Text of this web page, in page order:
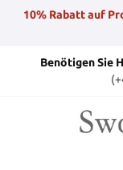
10% Rabatt auf
Benötigen Sie